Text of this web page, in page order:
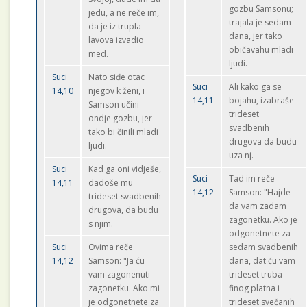
jedu, a ne reče im,
da je iz trupla
lavova izvadio
med.
Suci
14,10
Nato siđe otac
njegov k ženi, i
Samson učini
ondje gozbu, jer
tako bi činili mladi
ljudi.
Suci
14,11
Kad ga oni vidješe,
dadoše mu
trideset svadbenih
drugova, da budu
s njim.
Suci
14,12
Ovima reče
Samson: "Ja ću
vam zagonenuti
zagonetku. Ako mi
je odgonetnete za
gozbu Samsonu;
trajala je sedam
dana, jer tako
običavahu mladi
ljudi.
Suci
14,11
Ali kako ga se
bojahu, izabraše
trideset
svadbenih
drugova da budu
uza nj.
Suci
14,12
Tad im reče
Samson: "Hajde
da vam zadam
zagonetku. Ako je
odgonetnete za
sedam svadbenih
dana, dat ću vam
trideset truba
finog platna i
trideset svečanih